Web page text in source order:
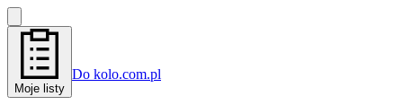
Moje listy
Do kolo.com.pl